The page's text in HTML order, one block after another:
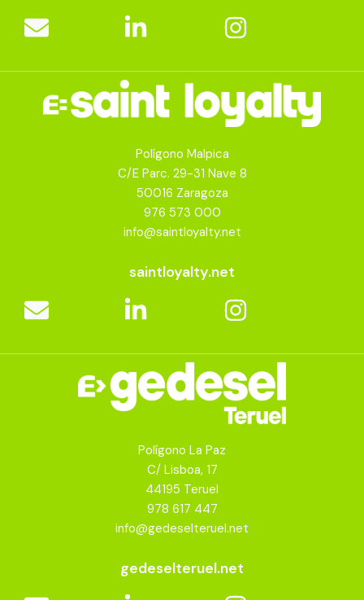
Polígono Malpica
C/E Parc. 29-31 Nave 8
50016 Zaragoza
976 573 000
info@saintloyalty.net
saintloyalty.net
Polígono La Paz
C/ Lisboa, 17
44195 Teruel
978 617 447
info@gedeselteruel.net
gedeselteruel.net